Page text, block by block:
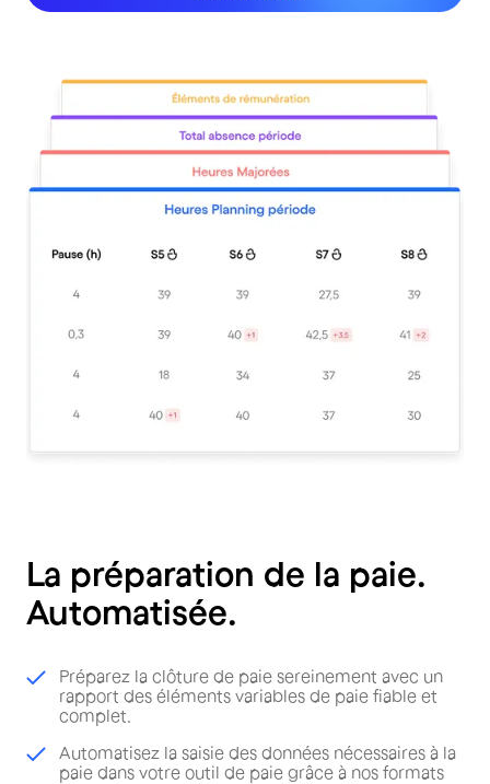
La préparation de la paie.
Automatisée.
Préparez la clôture de paie sereinement avec un
rapport des éléments variables de paie fiable et
complet.
Automatisez la saisie des données nécessaires à la
paie dans votre outil de paie grâce à nos formats